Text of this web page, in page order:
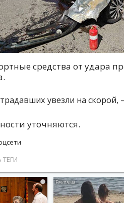
средства от удара
увезли на скорой,
уточняются.
i